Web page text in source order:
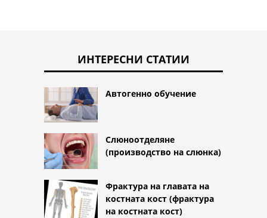
ИНТЕРЕСНИ СТАТИИ
Автогенно обучение
Слюноотделяне
(производство на слюнка)
Фрактура на главата на
костната кост (фрактура
на костната кост)